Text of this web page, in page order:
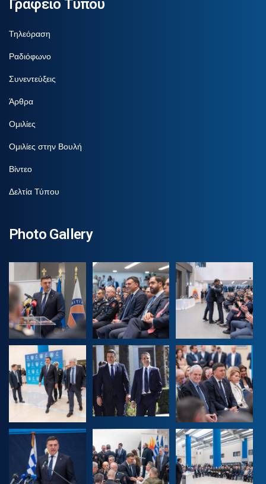
Γραφείο Τύπου
Τηλεόραση
Ραδιόφωνο
Συνεντεύξεις
Άρθρα
Ομιλίες
Ομιλίες στην Βουλή
Βίντεο
Δελτία Τύπου
Photo Gallery